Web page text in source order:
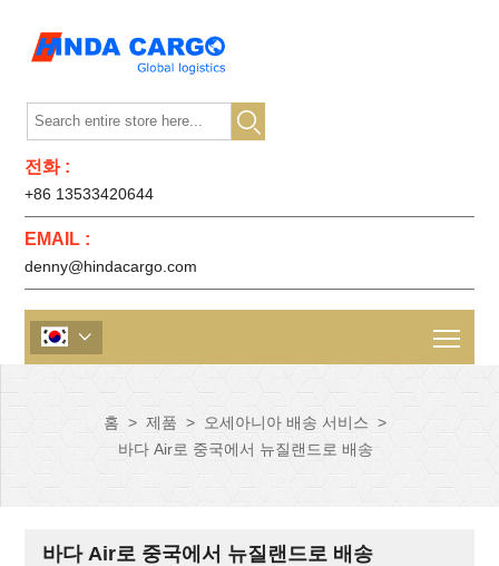

전화 :
+86 13533420644
EMAIL :
denny@hindacargo.com

홈 > 제품 > 오세아니아 배송 서비스 >
바다 Air로 중국에서 뉴질랜드로 배송
바다 Air로 중국에서 뉴질랜드로 배송